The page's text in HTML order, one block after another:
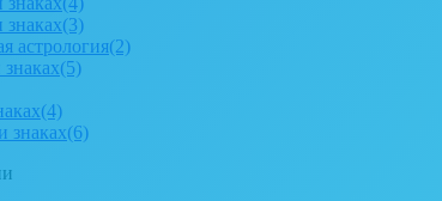
(3)
астрология(2)
(5)
(4)
знаках(6)